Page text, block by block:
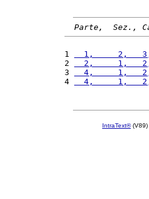
Parte,  Sez.,
1
1,     2,
2
2,     1,
3
4,     1,
4
4,     1,
IntraText®(V89)